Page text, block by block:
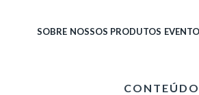
SOBRE NOSSOS PRODUTOS